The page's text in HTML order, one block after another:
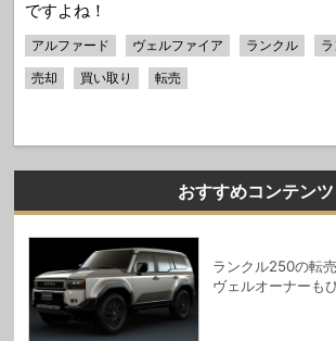
ですよね！
アルファード ヴェルファイア ランクル
売却
買い取り 転売
おすすめコンテンツ
ランクル250の転
ヴェルオーナーも